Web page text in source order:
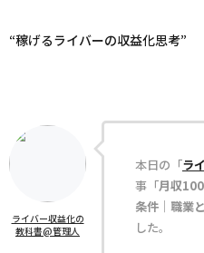
“稼げるライバーの収益化思考”
ライバー収益化の
教科書@管理人
本日の「ラ
事「月収
条件｜職業
した。